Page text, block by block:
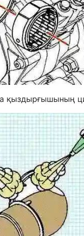
қыздырғышының